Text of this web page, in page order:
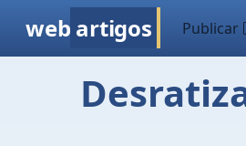
web artigos Publicar